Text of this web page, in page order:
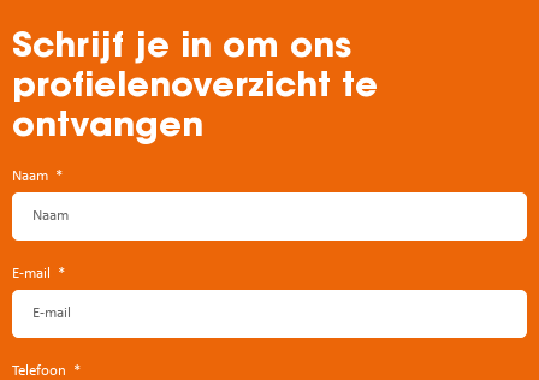
Schrijf je in om ons
profielenoverzicht te
ontvangen
Naam
E-mail
Telefoon